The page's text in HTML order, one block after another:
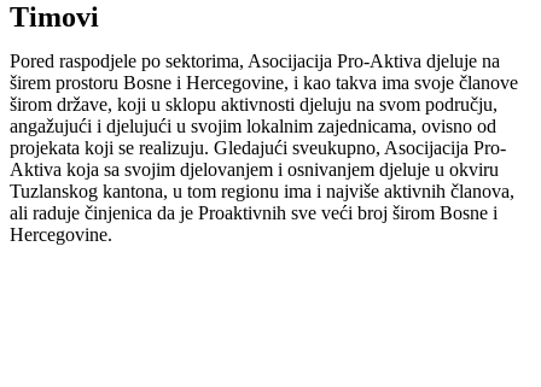
Timovi
Pored raspodjele po sektorima, Asocijacija Pro-Aktiva djeluje na
širem prostoru Bosne i Hercegovine, i kao takva ima svoje članove
širom države, koji u sklopu aktivnosti djeluju na svom području,
angažujući i djelujući u svojim lokalnim zajednicama, ovisno od
projekata koji se realizuju. Gledajući sveukupno, Asocijacija Pro-
Aktiva koja sa svojim djelovanjem i osnivanjem djeluje u okviru
Tuzlanskog kantona, u tom regionu ima i najviše aktivnih članova,
ali raduje činjenica da je Proaktivnih sve veći broj širom Bosne i
Hercegovine.